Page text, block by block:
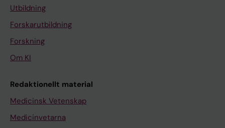
Utbildning
Forskarutbildning
Forskning
Om KI
Redaktionellt material
Medicinsk Vetenskap
Medicinvetarna